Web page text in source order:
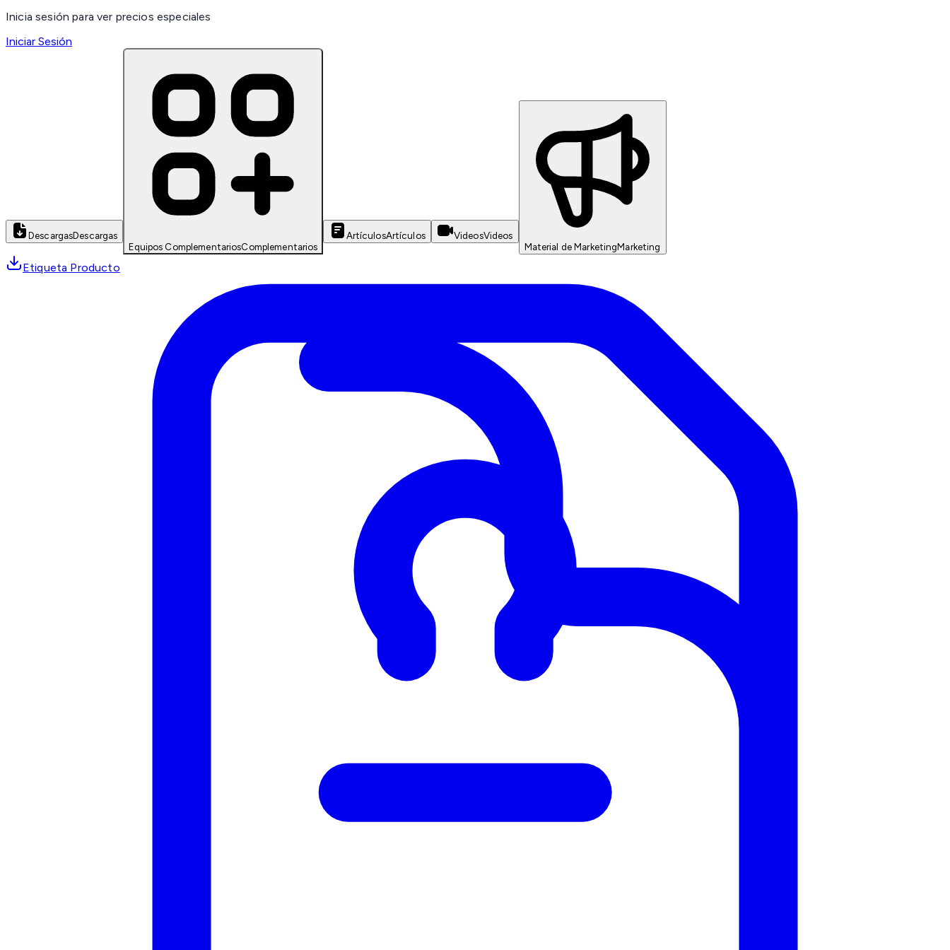
Inicia sesión para ver precios especiales
Iniciar Sesión
DescargasDescargas
Equipos ComplementariosComplementarios
ArtículosArtículos VideosVideos
Material de MarketingMarketing
Etiqueta Producto